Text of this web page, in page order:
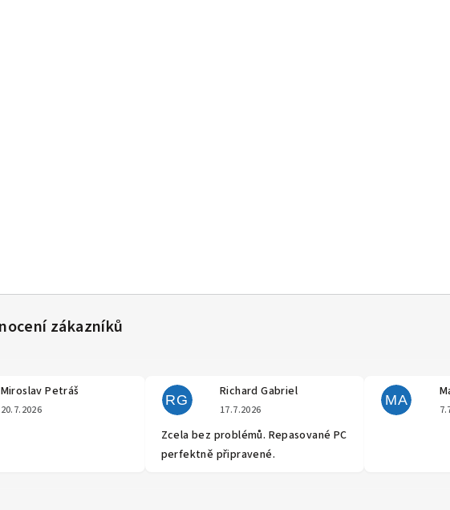
Miroslav Petráš
Hodnocení obchodu je 5 z 5 hvězdiček.
20.7.2026
RG
Richard Gabriel
Hodnocení obchodu je 5 z 5
17.7.2026
Zcela bez problémů. Repasované PC
perfektně připravené.
MA